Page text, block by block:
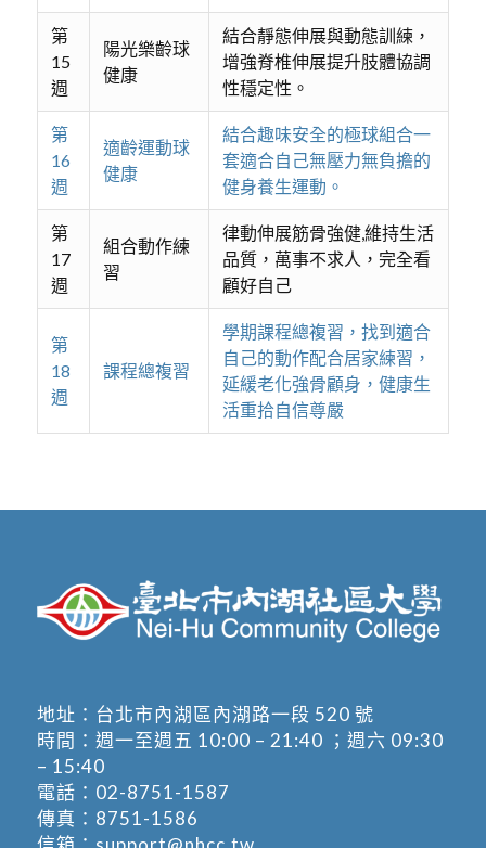
第
15
週
陽光樂齡球
健康
結合靜態伸展與動態訓練，
增強脊椎伸展提升肢體協調
性穩定性。
第
16
週
適齡運動球
健康
結合趣味安全的極球組合一
套適合自己無壓力無負擔的
健身養生運動。
第
17
週
組合動作練
習
律動伸展筋骨強健,維持生活
品質，萬事不求人，完全看
顧好自己
第
18
週
課程總複習
學期課程總複習，找到適合
自己的動作配合居家練習，
延緩老化強骨顧身，健康生
活重拾自信尊嚴
地址： 台北市內湖區內湖路一段 520 號
時間：週一至週五 10:00 – 21:40 ；週六 09:30
– 15:40
電話： 02-8751-1587
傳真：8751-1586